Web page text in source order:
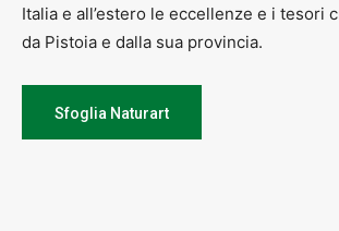
Italia e all’estero le eccellenze e i tesori
da Pistoia e dalla sua provincia.
Sfoglia Naturart